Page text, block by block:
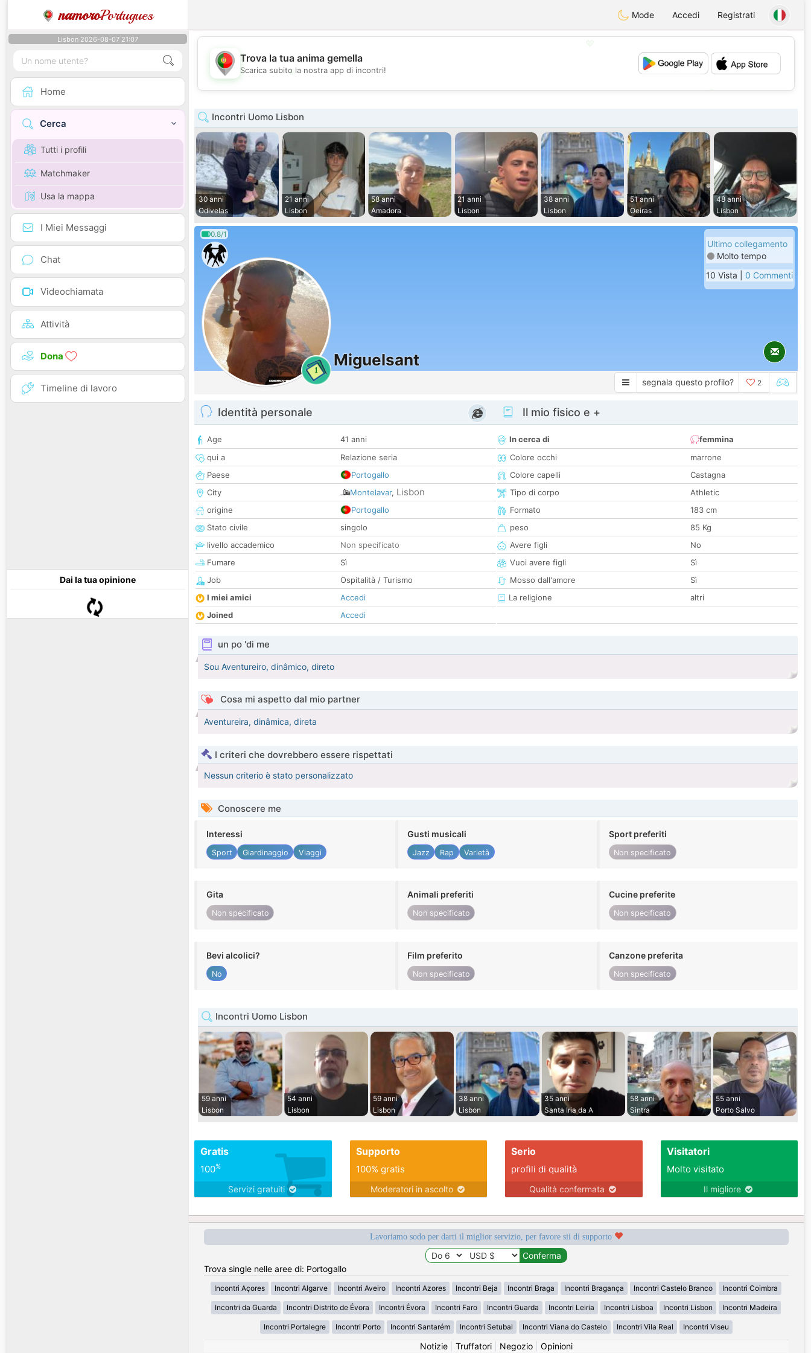
namoroPortugues Mode Accedi Registrati
Lisbon 2026-08-07 21:07
Home
Cerca
Tutti i profili
Matchmaker
Usa la mappa
I Miei Messaggi
Chat
Videochiamata
Attività
Dona
Timeline di lavoro
Dai la tua opinione
💖
💕
Trova la tua anima gemella
Scarica subito la nostra app di incontri!
Incontri Uomo Lisbon
30 anni
Odivelas
21 anni
Lisbon
58 anni
Amadora
21 anni
Lisbon
38 anni
Lisbon
51 anni
Oeiras
48 anni
Lisbon
0.8/1
1
Miguelsant
Ultimo collegamento
Molto tempo
10 Vista | 0 Commenti
segnala questo profilo? 2
Identità personale
Age
41 anni
qui a
Relazione seria
Paese
Portogallo
City
Montelavar, Lisbon
origine
Portogallo
Stato civile
singolo
livello accademico
Non specificato
Fumare
Sì
Job
Ospitalità / Turismo
I miei amici
Accedi
Joined
Accedi
Il mio fisico e +
In cerca di
femmina
Colore occhi
marrone
Colore capelli
Castagna
Tipo di corpo
Athletic
Formato
183 cm
peso
85 Kg
Avere figli
No
Vuoi avere figli
Sì
Mosso dall'amore
Sì
La religione
altri
un po 'di me
Sou Aventureiro, dinâmico, direto
Cosa mi aspetto dal mio partner
Aventureira, dinâmica, direta
I criteri che dovrebbero essere rispettati
Nessun criterio è stato personalizzato
Conoscere me
Interessi
Sport Giardinaggio Viaggi
Gusti musicali
Jazz Rap Varietà
Sport preferiti
Non specificato
Gita
Non specificato
Animali preferiti
Non specificato
Cucine preferite
Non specificato
Bevi alcolici?
No
Film preferito
Non specificato
Canzone preferita
Non specificato
Incontri Uomo Lisbon
59 anni
Lisbon
54 anni
Lisbon
59 anni
Lisbon
38 anni
Lisbon
35 anni
Santa Iria da A
58 anni
Sintra
55 anni
Porto Salvo
Gratis
100%
Servizi gratuiti
Supporto
100% gratis
Moderatori in ascolto
Serio
profili di qualità
Qualità confermata
Visitatori
Molto visitato
Il migliore
Lavoriamo sodo per darti il miglior servizio, per favore sii di supporto
Trova single nelle aree di: Portogallo
Incontri Açores Incontri Algarve Incontri Aveiro Incontri Azores Incontri Beja Incontri Braga Incontri Bragança Incontri Castelo Branco Incontri Coimbra
Incontri da Guarda Incontri Distrito de Évora Incontri Évora Incontri Faro Incontri Guarda Incontri Leiria Incontri Lisboa Incontri Lisbon Incontri Madeira
Incontri Portalegre Incontri Porto Incontri Santarém Incontri Setubal Incontri Viana do Castelo Incontri Vila Real Incontri Viseu
Notizie| Truffatori| Negozio| Opinioni